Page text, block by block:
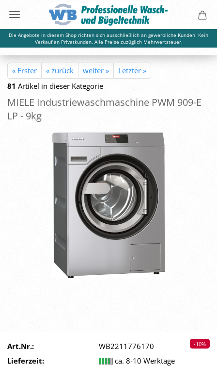
Die Angebote in diesem Shop richten sich ausschließlich an gewerbliche Kunden. Kein
Verkauf an Privatkunden. Alle Preise zuzüglich Mehrwertsteuer.
« Erster « zurück weiter »
Letzter »
81 Artikel in dieser Kategorie
MIELE In­dus­trie­wasch­ma­schi­ne PWM 909-E
LP - 9kg
-10%
Art.Nr.:
WB2211776170
Lieferzeit:
ca. 8-10 Werktage